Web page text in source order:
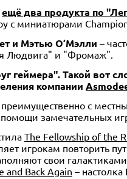
ещё два продукта по
с миниатюрами
и Мэтью О’Мэлли –
Людвига" и "Фромаж".
геймера". Такой вот
компании
преимущественно с
замечательных
The Fellowship of the
игрокам повторить
свои
and Back Again –